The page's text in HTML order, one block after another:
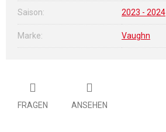
Saison: 2023 - 2024
Marke: Vaughn
FRAGEN ANSEHEN